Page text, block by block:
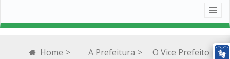
Home > A Prefeitura > O Vice Prefeito